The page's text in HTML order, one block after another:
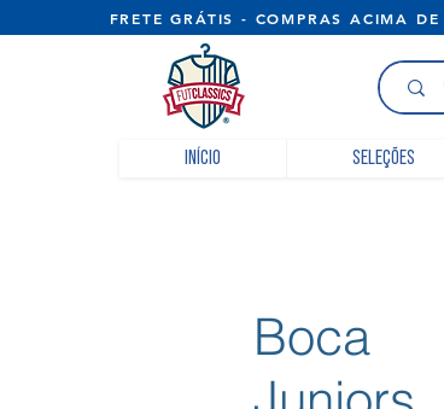
FRETE GRÁTIS -
Início Seleções
Boca